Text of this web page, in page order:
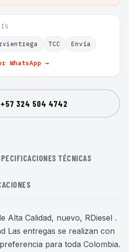
TCC Envía
WhatsApp →
+57 324 504 4742
TÉCNICAS
Alta Calidad, nuevo, RDiesel .
Las entregas se realizan con
para toda Colombia.